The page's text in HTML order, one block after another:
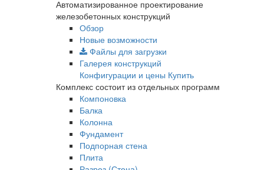
Автоматизированное проектирование
железобетонных конструкций
Обзор
Новые возможности
Файлы для загрузки
Галерея конструкций
Конфигурации и цены Купить
Комплекс состоит из отдельных программ
Компоновка
Балка
Колонна
Фундамент
Подпорная стена
Плита